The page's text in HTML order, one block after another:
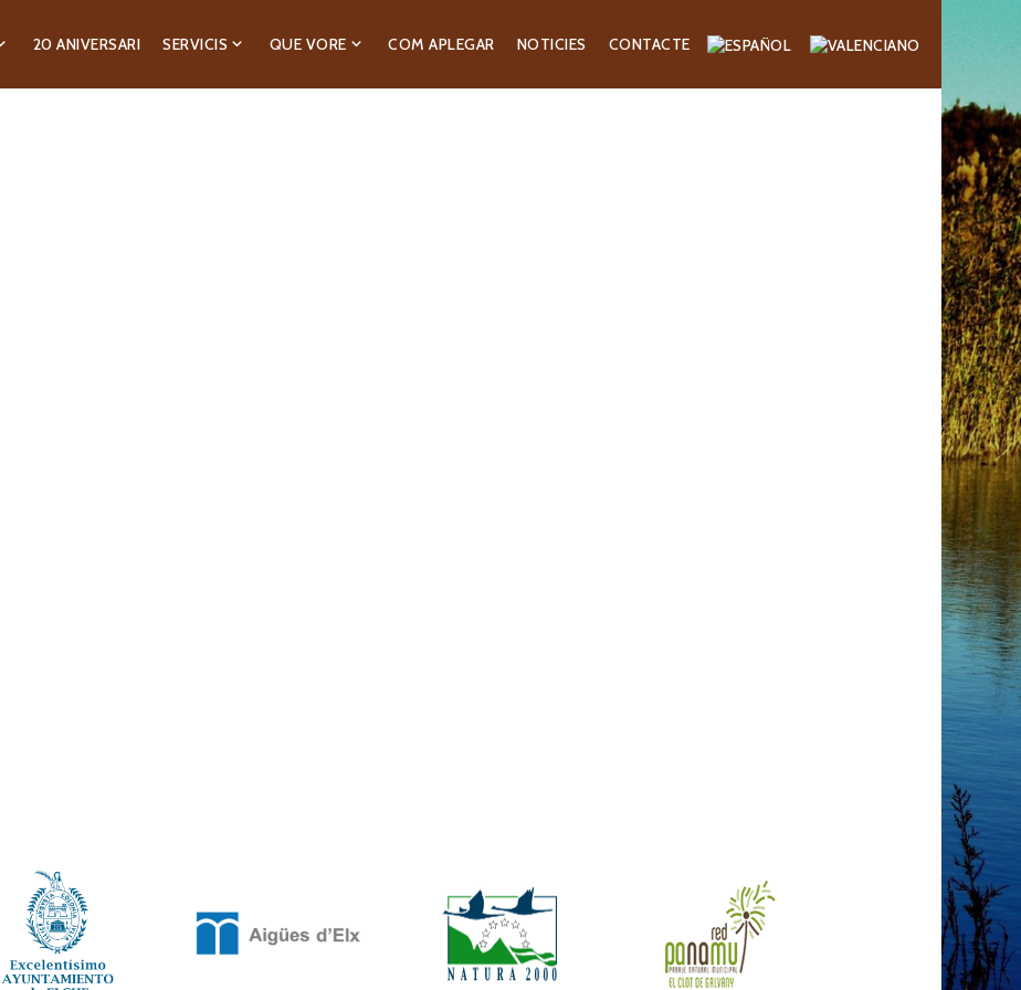
20 ANIVERSARI SERVICIS QUE VORE COM APLEGAR NOTICIES CONTACTE